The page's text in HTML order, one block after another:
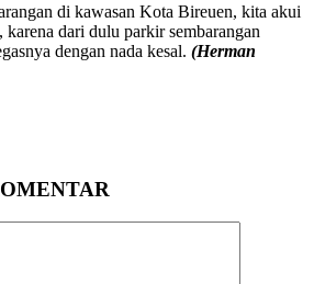
di kawasan Kota Bireuen, kita akui
dari dulu parkir sembarangan
dengan nada kesal. (Herman